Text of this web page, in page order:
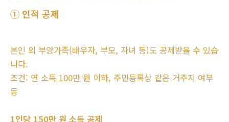
① 인적 공제
본인 외 부양가족(배우자, 부모, 자녀 등)도 공제받을 수 있습
니다.
조건: 연 소득 100만 원 이하, 주민등록상 같은 거주지 여부
등
1인당 150만 원 소득 공제